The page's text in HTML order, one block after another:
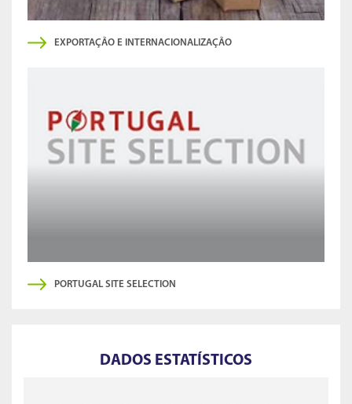
EXPORTAÇÃO E INTERNACIONALIZAÇÃO
PORTUGAL SITE SELECTION
DADOS ESTATÍSTICOS